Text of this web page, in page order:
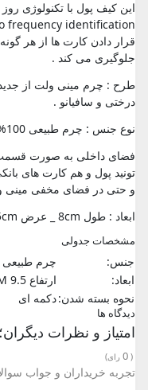
قرار دادن کارت ها از هر
جلوگیری می کند .
طرح : چرم مینی ولت از
درختی و سافیانو .
نوع جنس : چرم طبیعی 100%
فضای داخلی به صورت
تونید پول و هم کارت های
و حتی در فضای مخفی مینی
ابعاد : طول 8cm _ عرض 9.5cm
مشخصات جدولی
جنس:
چرم طبیعی
ابعاد:
ارتفاع 9.5 CM، طول 8 CM
نحوه بسته شدن:دکمه ای
دیدگاه ها
امتیاز و نظرات دیگران؛
(
0 رای)
تجربه خریداران و جواب